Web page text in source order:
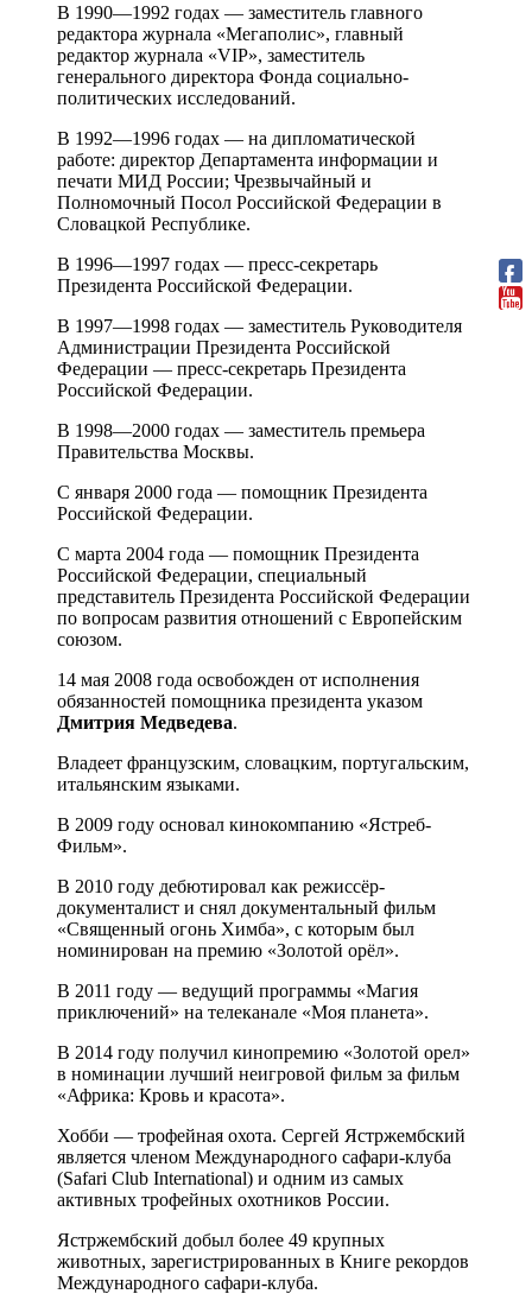
В 1990—1992 годах — заместитель главного
редактора журнала «Мегаполис», главный
редактор журнала «VIP», заместитель
генерального директора Фонда социально-
политических исследований.
В 1992—1996 годах — на дипломатической
работе: директор Департамента информации и
печати МИД России; Чрезвычайный и
Полномочный Посол Российской Федерации в
Словацкой Республике.
В 1996—1997 годах — пресс-секретарь
Президента Российской Федерации.
В 1997—1998 годах — заместитель Руководителя
Администрации Президента Российской
Федерации — пресс-секретарь Президента
Российской Федерации.
В 1998—2000 годах — заместитель премьера
Правительства Москвы.
С января 2000 года — помощник Президента
Российской Федерации.
С марта 2004 года — помощник Президента
Российской Федерации, специальный
представитель Президента Российской Федерации
по вопросам развития отношений с Европейским
союзом.
14 мая 2008 года освобожден от исполнения
обязанностей помощника президента указом
Дмитрия Медведева.
Владеет французским, словацким, португальским,
итальянским языками.
В 2009 году основал кинокомпанию «Ястреб-
Фильм».
В 2010 году дебютировал как режиссёр-
документалист и снял документальный фильм
«Священный огонь Химба», с которым был
номинирован на премию «Золотой орёл».
В 2011 году — ведущий программы «Магия
приключений» на телеканале «Моя планета».
В 2014 году получил кинопремию «Золотой орел»
в номинации лучший неигровой фильм за фильм
«Африка: Кровь и красота».
Хобби — трофейная охота. Сергей Ястржембский
является членом Международного сафари-клуба
(Safari Club International) и одним из самых
активных трофейных охотников России.
Ястржембский добыл более 49 крупных
животных, зарегистрированных в Книге рекордов
Международного сафари-клуба.